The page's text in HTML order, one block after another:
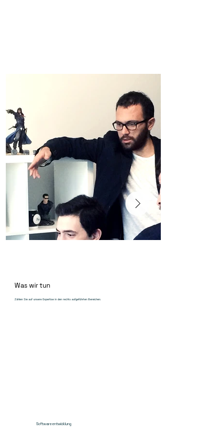
Was wir tun
Zählen Sie auf unsere Expertise in den rechts aufgeführten Bereichen.
Softwareentwicklung